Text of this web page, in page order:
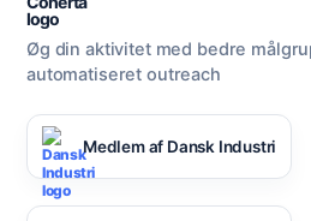
Øg din aktivitet med bedre
automatiseret outreach
Medlem af Dansk Industri